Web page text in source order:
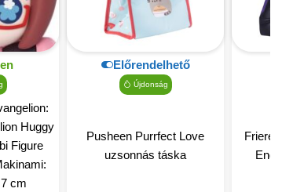
Huggy
Figure
cm
Előrendelhető
Újdonság
Pusheen Purrfect Love
uzsonnás táska
End